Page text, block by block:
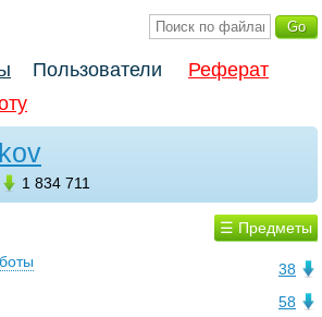
Пользователи
Реферат
1 834 711
☰ Предметы
38
58